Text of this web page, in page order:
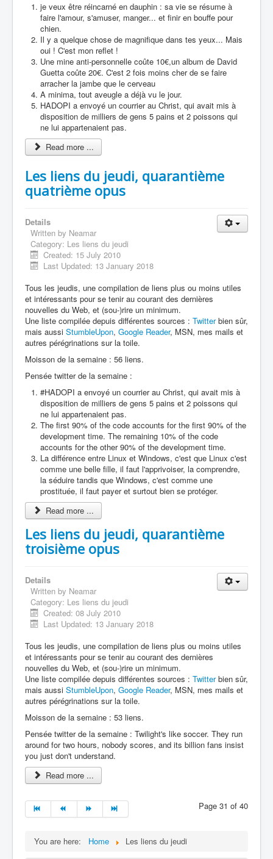
je veux être réincarné en dauphin : sa vie se résume à
faire l'amour, s'amuser, manger... et finir en bouffe pour
chien.
Il y a quelque chose de magnifique dans tes yeux... Mais
oui ! C'est mon reflet !
Une mine anti-personnelle coûte 10€,un album de David
Guetta coûte 20€. C'est 2 fois moins cher de se faire
arracher la jambe que le cerveau
A minima, tout aveugle a déjà vu le jour.
HADOPI a envoyé un courrier au Christ, qui avait mis à
disposition de milliers de gens 5 pains et 2 poissons qui
ne lui appartenaient pas.
Read more ...
Les liens du jeudi, quarantième
quatrième opus
Details
Written by Neamar
Category: Les liens du jeudi
Created: 15 July 2010
Last Updated: 13 January 2018
Tous les jeudis, une compilation de liens plus ou moins utiles
et intéressants pour se tenir au courant des dernières
nouvelles du Web, et (sou-)rire un minimum.
Une liste compilée depuis différentes sources : Twitterbien sûr,
mais aussi StumbleUpon, Google Reader, MSN, mes mails et
autres pérégrinations sur la toile.
Moisson de la semaine : 56 liens.
Pensée twitter de la semaine :
#HADOPI a envoyé un courrier au Christ, qui avait mis à
disposition de milliers de gens 5 pains et 2 poissons qui
ne lui appartenaient pas.
The first 90% of the code accounts for the first 90% of the
development time. The remaining 10% of the code
accounts for the other 90% of the development time.
La différence entre Linux et Windows, c'est que Linux c'est
comme une belle fille, il faut l'apprivoiser, la comprendre,
la séduire tandis que Windows, c'est comme une
prostituée, il faut payer et surtout bien se protéger.
Read more ...
Les liens du jeudi, quarantième
troisième opus
Details
Written by Neamar
Category: Les liens du jeudi
Created: 08 July 2010
Last Updated: 13 January 2018
Tous les jeudis, une compilation de liens plus ou moins utiles
et intéressants pour se tenir au courant des dernières
nouvelles du Web, et (sou-)rire un minimum.
Une liste compilée depuis différentes sources : Twitterbien sûr,
mais aussi StumbleUpon, Google Reader, MSN, mes mails et
autres pérégrinations sur la toile.
Moisson de la semaine : 53 liens.
Pensée twitter de la semaine : Twilight's like soccer. They run
around for two hours, nobody scores, and its billion fans insist
you just don't understand.
Read more ...
Page 31 of 40
You are here: Home Les liens du jeudi